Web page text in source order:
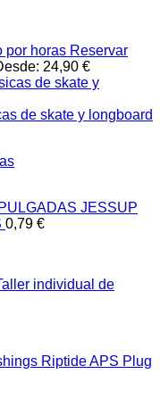
Reservar
24,90 €
de skate y longboard
JESSUP
0,79 €
individual de
Riptide APS Plug